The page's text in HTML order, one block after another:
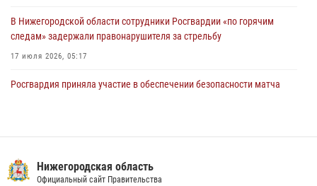
В Нижегородской области сотрудники Росгвардии «по горячим
следам» задержали правонарушителя за стрельбу
17 июля 2026, 05:17
Росгвардия приняла участие в обеспечении безопасности матча
святого равноапостольного князя Владимира
28 июля 2026, 15:39 2
Нижегородская область
Официальный сайт Правительства